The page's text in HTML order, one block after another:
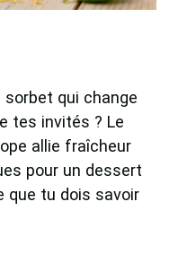
qui change
tes invités ? Le
allie fraîcheur
pour un dessert
que tu dois savoir